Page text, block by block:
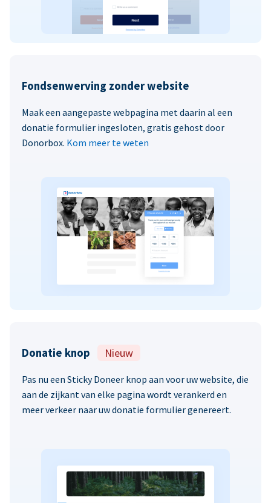
Fondsenwerving zonder website
Maak een aangepaste webpagina met daarin al een
donatie formulier ingesloten, gratis gehost door
Donorbox. Kom meer te weten
Donatie knop Nieuw
Pas nu een Sticky Doneer knop aan voor uw website, die
aan de zijkant van elke pagina wordt verankerd en
meer verkeer naar uw donatie formulier genereert.